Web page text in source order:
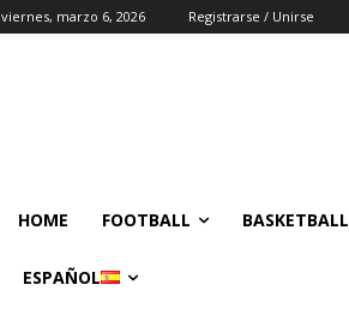
viernes, marzo 6, 2026 Registrarse / Unirse
HOME FOOTBALL BASKETBALL
ESPAÑOL